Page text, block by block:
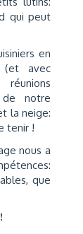
qui peut
en
(et avec
de notre
la neige:
tenir !
nous a
que